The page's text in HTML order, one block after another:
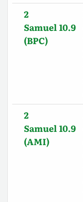
2
Samuel 10.9
(BPC)
2
Samuel 10.9
(AMI)